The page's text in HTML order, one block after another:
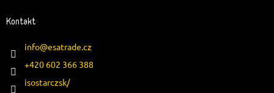
Kontakt
info@esatrade.cz
+420 602 366 388
isostarczsk/